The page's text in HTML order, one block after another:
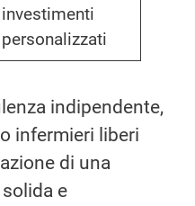
investimenti
personalizzati
indipendente,
infermieri liberi
di una
e